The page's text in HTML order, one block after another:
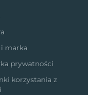
i marka
prywatności
korzystania z